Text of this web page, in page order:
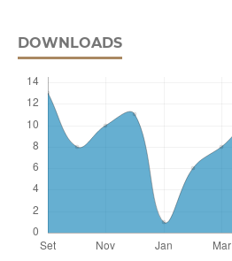
DOWNLOADS